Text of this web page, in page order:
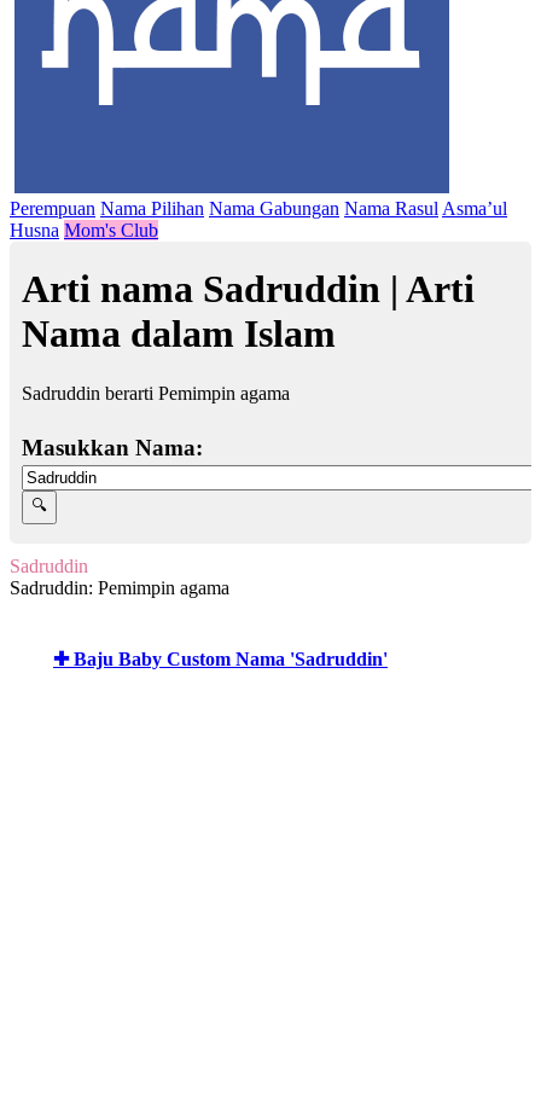
Perempuan Nama Pilihan Nama Gabungan Nama Rasul Asma’ul
Husna Mom's Club
Arti nama Sadruddin | Arti
Nama dalam Islam
Sadruddin berarti Pemimpin agama
Masukkan Nama:
Sadruddin
Sadruddin: Pemimpin agama
✚ Baju Baby Custom Nama 'Sadruddin'